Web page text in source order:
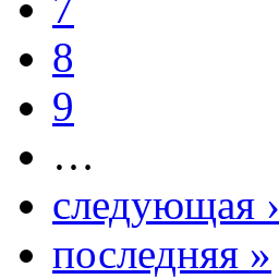
8
9
…
следующая ›
последняя »